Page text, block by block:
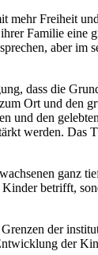
mehr Freiheit
Familie eine
aber im
dass die
Ort und den
und den
werden. Das
ganz
betrifft,
der
der